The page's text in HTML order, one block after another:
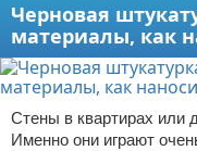
Черновая
материалы, как
Стены в квартирах
Именно они играют